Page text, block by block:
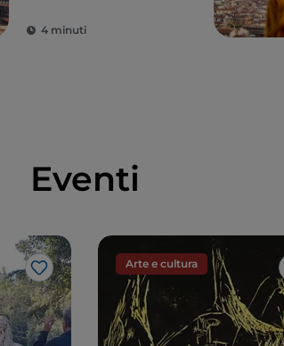
4 minuti
Eventi
Like
Arte e cultura